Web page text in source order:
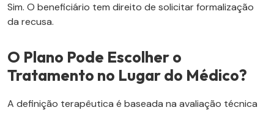
Sim. O beneficiário tem direito de solicitar formalização
da recusa.
O Plano Pode Escolher o
Tratamento no Lugar do Médico?
A definição terapêutica é baseada na avaliação técnica